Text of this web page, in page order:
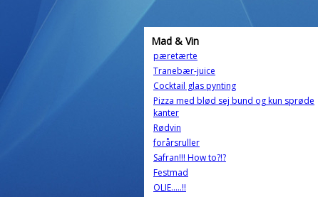
Mad & Vin
pæretærte
Tranebær-juice
Cocktail glas pynting
Pizza med blød sej bund og kun sprøde
kanter
Rødvin
forårsruller
Safran!!! How to?!?
Festmad
OLIE.....!!